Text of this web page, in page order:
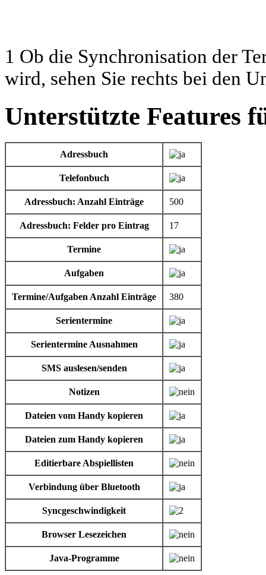
1 Ob die Synchronisation der
wird, sehen Sie rechts bei den
Unterstützte Features
Adressbuch
Telefonbuch
Adressbuch: Anzahl Einträge 500
Adressbuch: Felder pro Eintrag 17
Termine
Aufgaben
Termine/Aufgaben Anzahl Einträge 380
Serientermine
Serientermine Ausnahmen
SMS auslesen/senden
Notizen
Dateien vom Handy kopieren
Dateien zum Handy kopieren
Editierbare Abspiellisten
Verbindung über Bluetooth
Syncgeschwindigkeit
Browser Lesezeichen
Java-Programme